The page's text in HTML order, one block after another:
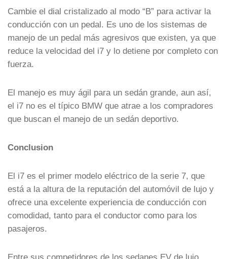
Cambie el dial cristalizado al modo “B” para activar la
conducción con un pedal. Es uno de los sistemas de
manejo de un pedal más agresivos que existen, ya que
reduce la velocidad del i7 y lo detiene por completo con
fuerza.
El manejo es muy ágil para un sedán grande, aun así,
el i7 no es el típico BMW que atrae a los compradores
que buscan el manejo de un sedán deportivo.
Conclusion
El i7 es el primer modelo eléctrico de la serie 7, que
está a la altura de la reputación del automóvil de lujo y
ofrece una excelente experiencia de conducción con
comodidad, tanto para el conductor como para los
pasajeros.
Entre sus competidores de los sedanes EV de lujo,